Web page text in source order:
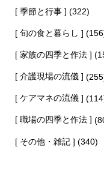
[ 季節と行事 ] (322)
[ 旬の食と暮らし ]
[ 家族の四季と作法 ]
[ 介護現場の流儀 ]
[ ケアマネの流儀 ]
[ 職場の四季と作法 ]
[ その他・雑記 ] (340)